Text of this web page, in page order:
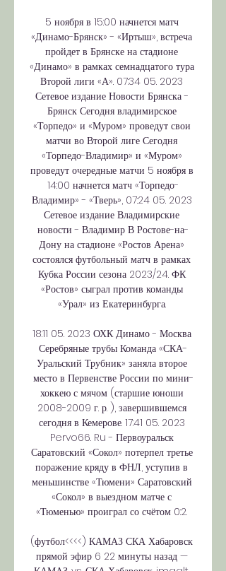
5 ноября в 15:00 начнется матч
«Динамо-Брянск» - «Иртыш», встреча
пройдет в Брянске на стадионе
«Динамо» в рамках семнадцатого тура
Второй лиги «А». 07:34 05. 2023
Сетевое издание Новости Брянска -
Брянск Сегодня владимирское
«Торпедо» и «Муром» проведут свои
матчи во Второй лиге Сегодня
«Торпедо-Владимир» и «Муром»
проведут очередные матчи 5 ноября в
14:00 начнется матч «Торпедо-
Владимир» - «Тверь», 07:24 05. 2023
Сетевое издание Владимирские
новости - Владимир В Ростове-на-
Дону на стадионе «Ростов Арена»
состоялся футбольный матч в рамках
Кубка России сезона 2023/24. ФК
«Ростов» сыграл против команды
«Урал» из Екатеринбурга.
18:11 05. 2023 ОХК Динамо - Москва
Серебряные трубы Команда «СКА-
Уральский Трубник» заняла второе
место в Первенстве России по мини-
хоккею с мячом (старшие юноши
2008-2009 г. р. ), завершившемся
сегодня в Кемерове. 17:41 05. 2023
Pervo66. Ru - Первоуральск
Саратовский «Сокол» потерпел третье
поражение кряду в ФНЛ, уступив в
меньшинстве «Тюмени» Саратовский
«Сокол» в выездном матче с
«Тюменью» проиграл со счётом 0:2.
(футбол<<<<) КАМАЗ СКА Хабаровск
прямой эфир 6 22 минуты назад —